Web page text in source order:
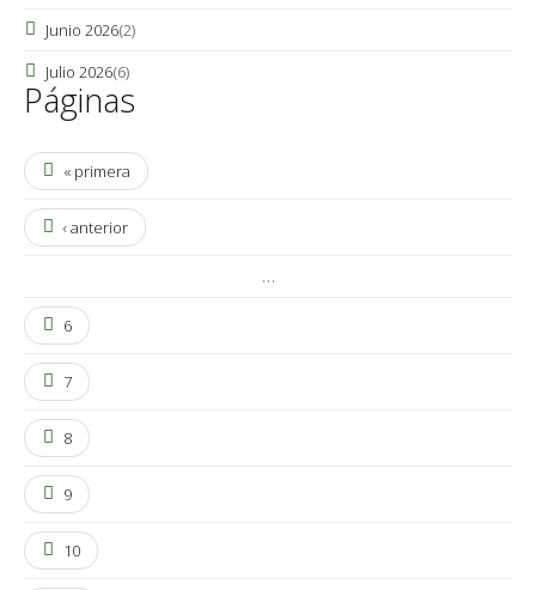
Junio 2026(2)
Julio 2026(6)
Páginas
« primera
‹ anterior
…
6
7
8
9
10